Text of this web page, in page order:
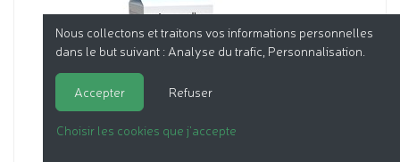
Nous collectons et traitons vos informations personnelles
dans le but suivant : Analyse du trafic, Personnalisation
Accepter Refuser
Choisir les cookies que j'accepte